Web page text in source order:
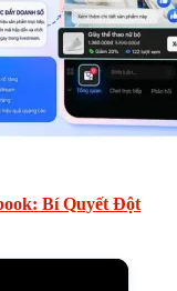
Bí Quyết Đột